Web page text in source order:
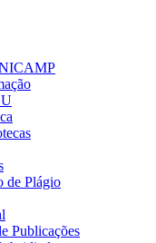
de Plágio
Publicações